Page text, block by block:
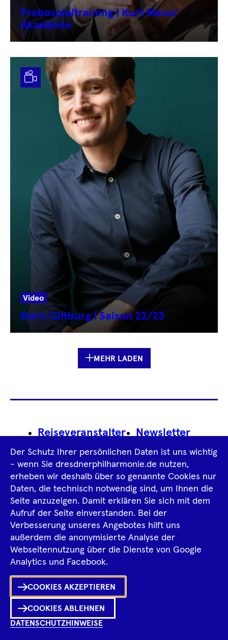
Probespieltraining | Kurt Masur
Akademie
Video
Video
Boris Giltburg | Saison 22/23
MEHR LADEN
Footer
Reiseveranstalter Newsletter
Impressum
Datenschutz­information AGB
Intern
TiktokFacebook
Instagram
SpotifyYouTube
Der Schutz Ihrer persönlichen Daten ist uns wichtig
- wenn Sie dresdnerphilharmonie.de nutzen,
erheben wir deshalb über so genannte Cookies nur
Daten, die technisch notwendig sind, um Ihnen die
Seite anzuzeigen. Damit erklären Sie sich mit dem
Aufruf der Seite einverstanden. Bei der
Verbesserung unseres Angebotes hilft uns
außerdem die anonymisierte Analyse der
Webseitennutzung über die Dienste von Google
Analytics und Facebook.
COOKIES AKZEPTIEREN
COOKIES ABLEHNEN
DATENSCHUTZHINWEISE